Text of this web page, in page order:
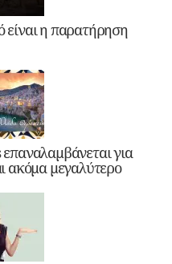
είναι η παρατήρηση
για
ακόμα μεγαλύτερο